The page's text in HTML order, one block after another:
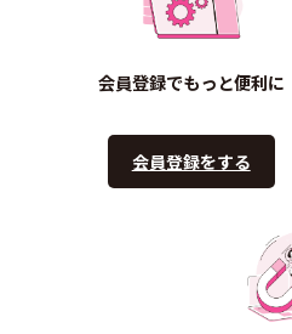
会員登録でもっと便利に
会員登録をする